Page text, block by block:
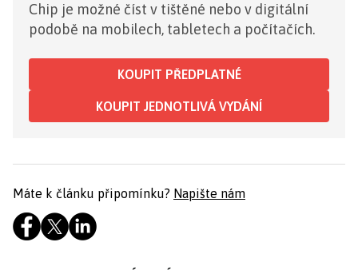
Chip je možné číst v tištěné nebo v digitální
podobě na mobilech, tabletech a počítačích.
KOUPIT PŘEDPLATNÉ
KOUPIT JEDNOTLIVÁ VYDÁNÍ
Máte k článku připomínku? Napište nám